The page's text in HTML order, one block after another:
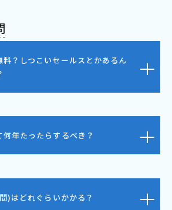
料？しつこいセールスとかあるん
何年たったらするべき？
)はどれぐらいかかる？